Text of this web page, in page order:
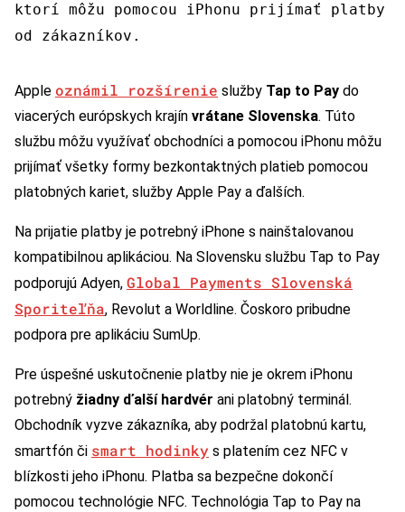
ktorí môžu pomocou iPhonu prijímať platby
od zákazníkov.
Apple oznámil rozšírenie služby Tap to Pay do
viacerých európskych krajín vrátane Slovenska. Túto
službu môžu využívať obchodníci a pomocou iPhonu môžu
prijímať všetky formy bezkontaktných platieb pomocou
platobných kariet, služby Apple Pay a ďalších.
Na prijatie platby je potrebný iPhone s nainštalovanou
kompatibilnou aplikáciou. Na Slovensku službu Tap to Pay
podporujú Adyen, Global Payments Slovenská
Sporiteľňa, Revolut a Worldline. Čoskoro pribudne
podpora pre aplikáciu SumUp.
Pre úspešné uskutočnenie platby nie je okrem iPhonu
potrebný žiadny ďalší hardvér ani platobný terminál.
Obchodník vyzve zákazníka, aby podržal platobnú kartu,
smartfón či smart hodinky s platením cez NFC v
blízkosti jeho iPhonu. Platba sa bezpečne dokončí
pomocou technológie NFC. Technológia Tap to Pay na